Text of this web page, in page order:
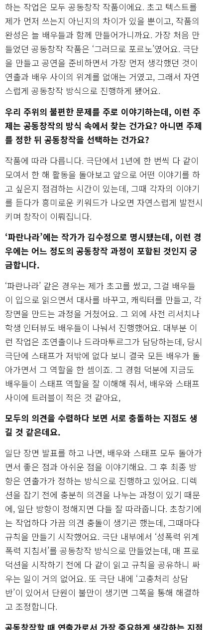
하는 작업은 모두 공동창작 작품이에요. 초고 텍스트를
제가 먼저 쓰는지 아닌지의 차이가 있을 뿐이고, 작품의
완성은 늘 배우들과 함께 만들어가니까요. 가장 처음 만
들었던 공동창작 작품은 ‘그러므로 포르노’였어요. 극단
을 만들고 공연을 준비하면서 가장 먼저 생각했던 것이
연출과 배우 사이의 위계를 없애는 거였고, 그래서 자연
스럽게 공동창작 방식으로 진행하게 됐어요.
우리 주위의 불편한 문제를 주로 이야기하는데, 이런 주
제는 공동창작의 방식 속에서 찾는 건가요? 아니면 주제
를 정한 뒤 공동창작을 선택하는 건가요?
작품에 따라 다릅니다. 극단에서 1년에 한 번씩 다 같이
모여서 한 해 활동을 돌아보고 앞으로 어떤 이야기를 하
고 싶은지 점검하는 시간이 있는데, 그때 각자의 이야기
를 듣다가 흥미로운 키워드가 나오면 자연스럽게 발전시
키며 창작이 이뤄집니다.
‘파란나라’에는 작가가 김수정으로 명시됐는데, 이런 경
우에는 어느 정도의 공동창작 과정이 포함된 것인지 궁
금합니다.
‘파란나라’ 같은 경우는 제가 초고를 썼고, 그걸 배우들
이 입으로 읽으면서 대사를 바꾸고, 캐릭터를 만들고, 각
장면을 만드는 과정을 거쳤어요. 그 외에 사전 리서치나
학생 인터뷰도 배우들이 나눠서 진행했어요. 대부분 이
런 작업은 조연출이나 드라마투르그가 담당하는데, 당시
극단에 스태프가 저밖에 없다 보니 결국 모든 배우가 돌
아가면서 그 역할을 한 셈이죠. 그 경험 덕분에 지금도
배우들이 스태프 역할을 잘 이해해 줘서, 배우와 스태프
사이에 트러블이 적은 것 같아요,
모두의 의견을 수렴하다 보면 서로 충돌하는 지점도 생
길 것 같은데요.
일단 장면 발표를 하고 나면, 배우와 스태프 모두 돌아가
면서 좋은 점과 아쉬운 점을 이야기해요. 그 후 최종 방
향은 연출가가 정하는 방식으로 진행하고 있어요. 디렉
션을 잡기 전에 충분히 의견을 나누는 과정이 있기 때문
에, 일단 방향이 정해지면 다들 잘 따라줍니다. 초창기에
는 작업하다 가끔 의견 충돌이 생기곤 했는데, 그때마다
규칙을 만들기 시작했어요. 극단 내부에서 ‘성폭력 위계
폭력 지침서’를 공동창작 방식으로 만들었는데, 매 프로
덕션을 시작하기 전에 다 같이 읽고 규칙을 공유하니 싸
우는 일이 거의 없어요. 또 극단 내에 ‘고충처리 상담
반’이 있어서 단원이 불만이 생기면 그쪽을 통해 해결하
고 조정합니다.
공동창작할 때 연출가로서 가장 중요하게 생각하는 지점